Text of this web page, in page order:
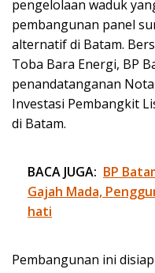
pengelolaan waduk
pembangunan panel
alternatif di Batam.
Toba Bara Energi, BP
penandatanganan
Investasi Pembangkit
di Batam.
BACA JUGA: BP
Gajah Mada,
hati
Pembangunan ini